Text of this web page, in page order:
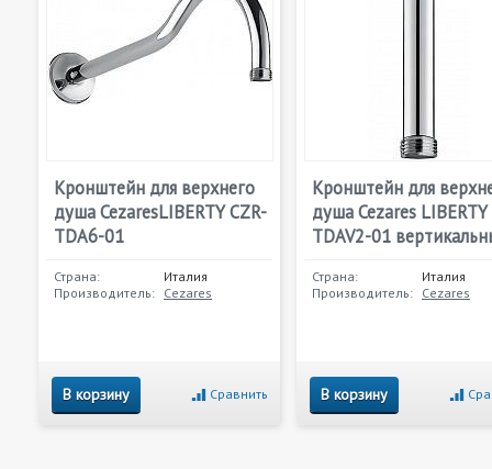
Кронштейн для верхнего
душа CezaresLIBERTY CZR-
TDA6-01
Страна:
Италия
Производитель: Cezares
В корзину Сравнить
Кронштейн для
душа Cezares LIBERTY
TDAV2-01
Страна:
Италия
Производитель: Cezares
В корзину